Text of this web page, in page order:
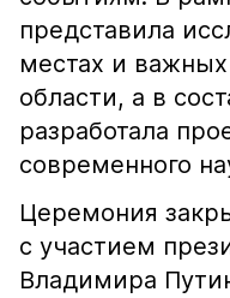
представила
местах и важных
области, а в
разработала
современного
Церемония
с участием
Владимира